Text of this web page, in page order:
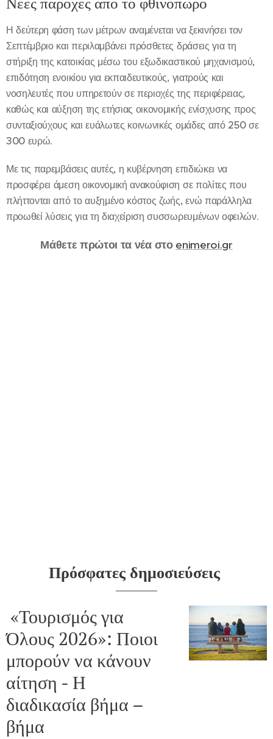
Η δεύτερη φάση των μέτρων αναμένεται να ξεκινήσει τον
Σεπτέμβριο και περιλαμβάνει πρόσθετες δράσεις για τη
στήριξη της κατοικίας μέσω του εξωδικαστικού μηχανισμού,
επιδότηση ενοικίου για εκπαιδευτικούς, γιατρούς και
νοσηλευτές που υπηρετούν σε περιοχές της περιφέρειας,
καθώς και αύξηση της ετήσιας οικονομικής ενίσχυσης προς
συνταξιούχους και ευάλωτες κοινωνικές ομάδες από 250 σε
300 ευρώ.
Με τις παρεμβάσεις αυτές, η κυβέρνηση επιδιώκει να
προσφέρει άμεση οικονομική ανακούφιση σε πολίτες που
πλήττονται από το αυξημένο κόστος ζωής, ενώ παράλληλα
προωθεί λύσεις για τη διαχείριση συσσωρευμένων οφειλών.
Μάθετε πρώτοι τα νέα στο enimeroi.gr
Πρόσφατες δημοσιεύσεις
«Τουρισμός για
Όλους 2026»: Ποιοι
μπορούν να κάνουν
αίτηση - Η
διαδικασία βήμα –
βήμα